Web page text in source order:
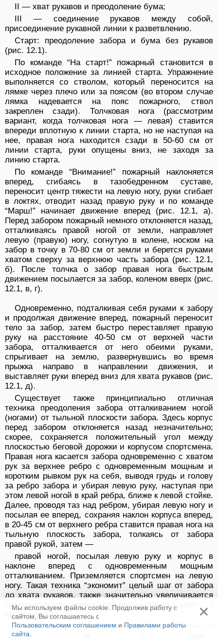
II — хват рукавов и преодоление бума;
III — соединение рукавов между собой,
присоединение рукавной линии к разветвлению.
Старт: преодоление забора и бума без рукавов
(рис. 12.1).
По команде “На старт!” пожарный становится в
исходное положение за линией старта. Упражнение
выполняется со стволом, который перено­сится на
лямке через плечо или за поясом (во втором случае
лямка наде­вается на пояс пожарного, ствол
закреплен сзади). Толчковая нога (рассмот­рим
вариант, когда толчковая нога — левая) ставится
впереди вплотную к линии старта, но не наступая на
нее, правая нога находится сзади в 50-60 см от
линии старта, руки опущены вниз, не заходя за
линию старта.
По команде “Внимание!” пожарный наклоняется
вперед, сгибаясь в тазобедренном суставе,
переносит центр тяжести на левую ногу, руки сгибает
в локтях, отводит назад правую руку и по команде
“Марш!” начи­нает движение вперед (рис. 12.1, а).
Перед забором пожарный немного отклоняется назад,
отталкиваясь правой ногой от земли, направляет
левую (правую) ногу, согнутую в колене, носком на
забор в точку в 70-80 см от земли и берется руками
хватом сверху за верхнюю часть забора (рис. 12.1,
б). После толчка о забор правая нога быстрым
движением посылается за забор, коленом вверх (рис.
12.1, в, г).
Одновременно, подталкивая себя руками к забору
и продолжая дви­жение вперед, пожарный переносит
тело за забор, затем быстро переста­вляет правую
руку на расстояние 40-50 см от верхней части
забора, отталкивается от него обеими руками,
спрыгивает на землю, развернувшись во время
прыжка направо в направлении движения, и
выставляет руки вперед вниз для хвата рукавов (рис.
12.1, д).
Существует также принципиально отличная
техника преодоления забора отталкиванием ногой
(ногами) от тыльной плоскости забора. Здесь корпус
перед забором отклоняется назад незначительно;
скорее, сохра­няется положительный угол между
плоскостью беговой дорожки и корпу­сом спортсмена.
Правая нога касается забора одновременно с хватом
рук за верхнее ребро с одновременным мощным и
коротким рывком рук на себя, выводя грудь и голову
за ребро забора и убирая левую руку, наступая при
этом левой ногой в край ребра, ближе к левой стойке.
Далее, проводя таз над ребром, убирая левую ногу и
посылая ее вперед, сохраняя наклон корпуса вперед,
в 20-45 см от верхнего ребра ставится правая нога на
тыльную плоскость забора, толкаясь от забора
правой рукой, затем —
правой ногой, посылая левую руку и корпус в
наклоне вперед с одновре­менным мощным
отталкиванием. Приземляется спортсмен на левую
ногу. Такая техника “экономит” целый шаг от забора
до хвата рукавов, также значительно увеличивается
горизонтальная скорость при приземлении с забора и
хвате рукавов.
После приземления на ногу, слегка согнутую в
колене, пожарный делает шаг правой ногой и
Мы используем файлы cookie. Продолжив работу с
сайтом, Вы соглашаетесь с
Пользовательским соглашением и Правилами работы
сайта
×